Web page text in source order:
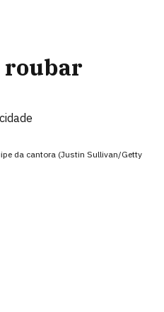
roubar
da cantora (Justin Sullivan/Getty